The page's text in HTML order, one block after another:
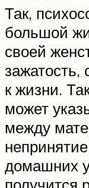
Так,
большой
своей
зажатость,
к жизни.
может
между
домашних
получится